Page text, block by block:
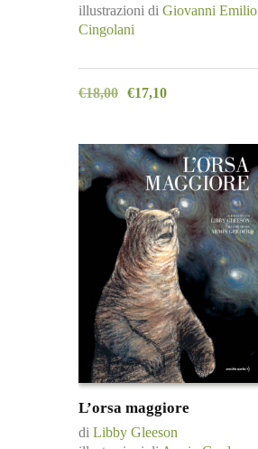
illustrazioni di Giovanni Emilio
Cingolani
€18,00 €17,10
L’orsa maggiore
di Libby Gleeson